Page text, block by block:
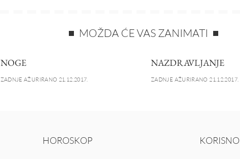
MOŽDA ĆE VAS ZANIMATI
NOGE
ZADNJE AŽURIRANO 21.12.2017.
NAZDRAVLJANJE
ZADNJE AŽURIRANO 21.12.2017.
HOROSKOP KORISNO